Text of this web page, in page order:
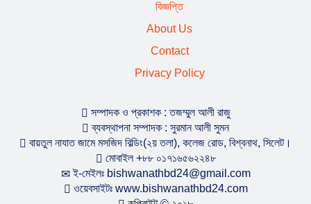
সাধারণ সম্পাদক বিশ্বনাথের শাহজাহান
চমক
বিশ্বনাথে বালু ও পাথর দিয়ে সরকারি রাস্তা বন্ধ করে দেওয়ার
অভিযোগ
বিজ্ঞপ্তি
About Us
Contact
Privacy Policy
সম্পাদক ও প্রকাশক : তজম্মুল আলী রাজু
ব্যবস্থাপনা সম্পাদক : সুরমান আলী সুমন
বায়তুল নাযাত জামে মসজিদ বিল্ডিং(২য় তলা), কলেজ রোড, বিশ্বনাথ, সিলেট।
মোবাইল +৮৮ ০১৭১৬৫৬২২৪৮
ই-মেইলঃ bishwanathbd24@gmail.com
ওয়েবসাইটঃ www.bishwanathbd24.com